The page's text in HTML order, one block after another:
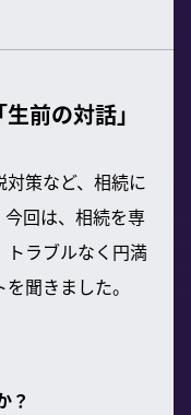
前の対話」
策など、相続に
回は、相続を専
トラブルなく円満
聞きました。
？